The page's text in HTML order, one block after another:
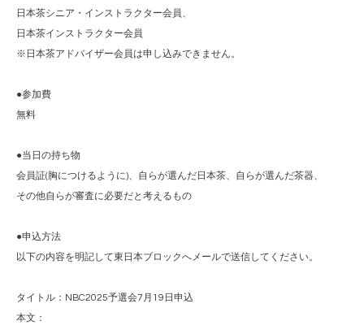
日本茶シニア・インストラクター会員、
日本茶インストラクター会員
※日本茶アドバイザー会員は申し込みできません。
●参加費
無料
●当日の持ち物
会員証(胸につけるように)、自らが選んだ日本茶、自らが選んだ茶器、
その他自らが審査に必要だと考えるもの
●申込方法
以下の内容を明記して東日本ブロックへメールで送信してください。
タイトル：NBC2025予選会7月19日申込
本文：